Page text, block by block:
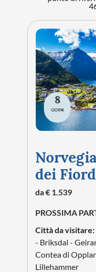
8
GIORNI
dei
da € 1.539
PROSSIMA
Città da visitare:
- Briksdal -
Contea di
Lillehammer